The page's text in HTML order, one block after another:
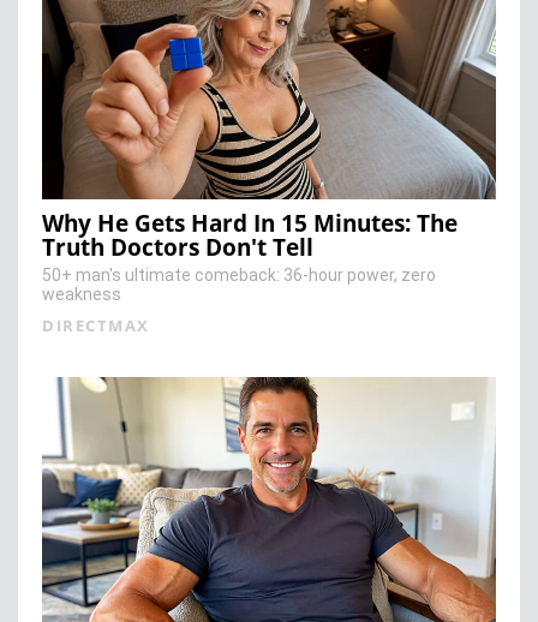
Why He Gets Hard In 15 Minutes: The
Truth Doctors Don't Tell
50+ man's ultimate comeback: 36-hour power, zero
weakness
DIRECTMAX